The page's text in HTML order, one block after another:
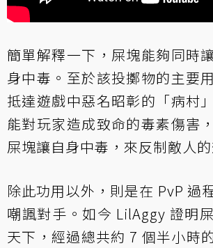
簡單解釋一下，屎塊能夠同時
身中毒。至於該投擲物的主要
抵達遊戲中惡名昭彰的「病村
能對玩家造成致命的毒素傷害
屎塊讓自身中毒，來反制敵人的
除此功用以外，則是在 PvP 過
嘲諷對手。如今 LilAggy 證明
天下，經過總共約 7 個半小時